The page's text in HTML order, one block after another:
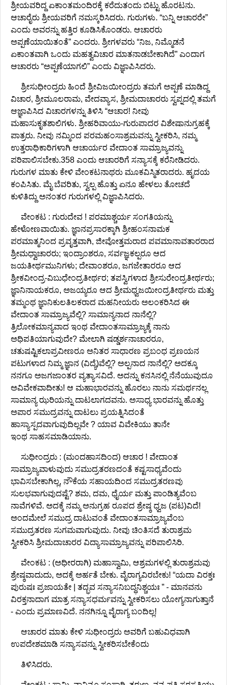
ಶ್ರೀಯವರಿದ್ದ ಏಕಾಂತಮಂದಿರಕ್ಕೆ ಕರೆದುತಂದು ಬಿಟ್ಟು ಹೊರಟನು.
ಆಚಾರೈರು ಶ್ರೀಯವರಿಗೆ ನಮಸ್ಕರಿಸಿದರು. ಗುರುಗಳು. “ಬನ್ನಿ ಆಚಾರರೇ”
ಎಂದು ಅವರನ್ನು ಹತ್ತಿರ ಕೂಡಿಸಿಕೊಂಡರು. ಆಚಾರರು
ಅಪ್ಪಣೆಯಾಯಿತಂತೆ” ಎಂದರು. ಶ್ರೀಗಳವರು “ನಿಜ, ನಿಮ್ಮೊಡನೆ
ಏಕಾಂತವಾಗಿ ಒಂದು ಮಹತ್ವವಿಚಾರ ಮಾತನಾಡಬೇಕಾಗಿದೆ” ಎಂದಾಗ
ಆಚಾರರು “ಅಪ್ಪಣೆಯಾಗಲಿ” ಎಂದು ವಿಜ್ಞಾಪಿಸಿದರು.
ಶ್ರೀಸುಧೀಂದ್ರರು ಹಿಂದೆ ಶ್ರೀವಿಜಯೀಂದ್ರರು ತಮಗೆ ಅಪ್ಪಣೆ ಮಾಡಿದ್ದ
ವಿಚಾರ, ಶ್ರೀಮೂಲರಾಮ, ವೇದವ್ಯಾಸ, ಶ್ರೀಮದಾಚಾರರು ಸ್ವಪ್ನದಲ್ಲಿ ತಮಗೆ
ಆಜ್ಞಾಪಿಸಿದ ವಿಚಾರಗಳನ್ನು ತಿಳಿಸಿ “ಆಚಾರ! ನೀವು
ಮಹಾಸುಕೃತಶಾಲಿಗಳು. ಶ್ರೀಹರಿವಾಯು-ಗುರುಪಾದರ ವಿಶೇಷಾನುಗ್ರಹಕ್ಕೆ
ಪಾತ್ರರು. ನೀವು ನಮ್ಮಿಂದ ಪರಮಹಂಸಾಶ್ರಮವನ್ನು ಸ್ವೀಕರಿಸಿ, ನಮ್ಮ
ಉತ್ತರಾಧಿಕಾರಿಗಳಾಗಿ ಆಚಾರ್ಯರ ವೇದಾಂತ ಸಾಮ್ರಾಜ್ಯವನ್ನು
ಪರಿಪಾಲಿಸಬೇಕು.358 ಎಂದು ಆಚಾರರಿಗೆ ಸನ್ಯಾಸಕ್ಕೆ ಕರೆನೀಡಿದರು.
ಗುರುಗಳ ಮಾತು ಕೇಳಿ ವೇಂಕಟನಾಥರು ಮೂಕವಿಸ್ಮಿತರಾದರು. ಹೃದಯ
ಕಂಪಿಸಿತು. ಮೈ ಬೆವರಿತು, ಸ್ವಲ್ಪ ಹೊತ್ತು ಏನೂ ಹೇಳಲು ತೋಚದೆ
ಕುಳಿತಿದ್ದು ಅನಂತರ ಗುರುಗಳಲ್ಲಿ ವಿಜ್ಞಾಪಿಸಿದರು.
ವೇಂಕಟ : ಗುರುದೇವ ! ಪರಮಾಶ್ಚರ್ಯ ಸಂಗತಿಯನ್ನು
ಹೇಳೋಣವಾಯಿತು. ಜ್ಞಾನಪ್ರಸಾರಕ್ಕಾಗಿ ಶ್ರೀಹಂಸನಾಮಕ
ಪರಮಾತ್ಮನಿಂದ ಪ್ರವೃತ್ತವಾಗಿ, ಜೀವೋತ್ತಮರಾದ ಪವಮಾನಾವತಾರರಾದ
ಶ್ರೀಮಧ್ವಾಚಾರರು; ಇಂದ್ರಾಂಶರೂ, ಸರ್ವಜ್ಞಕಲ್ಪರೂ ಆದ
ಜಯತೀರ್ಥಮುನಿಗಳು; ದೇವಾಂಶರೂ, ಜಗಜೇತಾರರೂ ಆದ
ಶ್ರೀಕವೀಂದ್ರ-ವಿಬುಧೇಂದ್ರತೀರ್ಥರ; ತಪಸ್ವಿಗಳಾದ ಶ್ರೀಸುರೇಂದ್ರತೀರ್ಥರು;
ಜ್ಞಾನಿನಾಯಕರೂ, ಅಜಯ್ಯರೂ ಆದ ಶ್ರೀಮಧ್ವಜಯೀಂದ್ರತೀರ್ಥರು ಮತ್ತು
ತಮ್ಮಂಥ ಜ್ಞಾನಿಕುಲತಿಲಕರಾದ ಮಹನೀಯರು ಅಲಂಕರಿಸಿದ ಈ
ವೇದಾಂತ ಸಾಮ್ರಾಜ್ಯವೆಲ್ಲಿ? ಸಾಮಾನ್ಯನಾದ ನಾನೆಲ್ಲಿ?
ತ್ರಿಲೋಕಮಾನ್ಯವಾದ ಇಂಥ ವೇದಾಂತಸಾಮ್ರಾಜ್ಯಕ್ಕೆ ನಾನು
ಅಧಿಪತಿಯಾಗುವುದೇ? ಮೇಲಾಗಿ ಷಡ್ಡರ್ಶನಾಚಾರರೂ,
ಚತುಷಷ್ಟಿಕಲಾಪ್ರವೀಣರೂ ಅನಿತರ ಸಾಧಾರಣ ಪ್ರಬಂಧ ಪ್ರಣಯನ
ಪಟುಗಳಾದ ನಿಮ್ಮ ಜ್ಞಾನ (ವಿದ್ಯೆ)ವೆಲ್ಲಿ? ಅಲ್ಪನಾದ ನಾನೆಲ್ಲಿ? ಅದಕ್ಕೂ
ನನಗೂ ಅಜಗಜಾಂತರ ವ್ಯತ್ಯಾಸವಿದೆ. ಅದನ್ನು ಕನಸಿನಲ್ಲಿ ನೆನೆಯುವುದೂ
ಅವಿವೇಕವಾದೀತು! ಆ ಮಹಾಭಾರವನ್ನು ಹೊರಲು ನಾನು ಸಮರ್ಥನಲ್ಲ
ಸಾಮಾನ್ಯ ಝರಿಯನ್ನು ದಾಟಲಾಗದವನು. ಅಸಾಧ್ಯ ಭಾರವನ್ನು ಹೊತ್ತು
ಅಪಾರ ಸಮುದ್ರವನ್ನು ದಾಟಲು ಪ್ರಯತ್ನಿಸಿದಂತೆ
ಹಾಸ್ಯಾಸ್ಪದವಾಗುವುದಿಲ್ಲವೇ ? ಯಾವ ವಿವೇಕಿಯು ತಾನೇ
ಇಂಥ ಸಾಹಸಮಾಡಿಯಾನು.
ಸುಧೀಂದ್ರರು : (ಮಂದಹಾಸದಿಂದ) ಆಚಾರ ! ವೇದಾಂತ
ಸಾಮ್ರಾಜ್ಯವಾಳುವುದು ಸಮುದ್ರತರಣದಂತೆ ಕಷ್ಟಸಾಧ್ಯವೆಂದು
ಭಾವಿಸಬೇಕಾಗಿಲ್ಲ, ನೌಕೆಯ ಸಹಾಯದಿಂದ ಸಮುದ್ರತರಣವು
ಸುಲಭವಾಗುವುದಷ್ಟೆ? ಶಮ, ದಮ, ಧೈರ್ಯ ಮತ್ತು ಪಾಂಡಿತ್ಯವೆಂಬ
ನಾವೆಗಳಿವೆ. ಅದಕ್ಕೆ ನಮ್ಮ ಅನುಗ್ರಹ ರೂಪದ ಶ್ರೇಷ್ಠ ಧ್ವಜ (ಪಟ)ವಿದೆ!
ಅಂದಮೇಲೆ ಸಮುದ್ರ ದಾಟುವಂತೆ ವೇದಾಂತಸಾಮ್ರಾಜ್ಯವೆಂಬ
ಸಮುದ್ರತರಣ ಸುಗಮವಾಗುವುದು. ನೀವು ಚಿಂತಿಸದೆ ತುರಾಶ್ರಮ
ಸ್ವೀಕರಿಸಿ ಶ್ರೀಮದಾಚಾರರ ವಿದ್ಯಾಸಾಮ್ರಾಜ್ಯವನ್ನು ಪರಿಪಾಲಿಸಿರಿ.
ವೇಂಕಟ : (ಅಧೀರರಾಗಿ) ಮಹಾಸ್ವಾಮಿ, ಆಶ್ರಮಗಳಲ್ಲಿ ತುರಾಶ್ರಮವು
ಶ್ರೇಷ್ಠವಾದುದು, ಅದಕ್ಕೆ ಅರ್ಹತೆ ಬೇಕು. ವೈರಾಗ್ಯವಿರಬೇಕು! “ಯದಾ ವಿರಕ್ತಃ
ಪುರುಷಃ ಪ್ರಜಾಯತೇ | ತದ್ಭವ ಸನ್ಯಾಸನಿಬದ್ಧನಿಶ್ಚಯಃ ” - ಮಾನವನು
ವಿರಕ್ತನಾದಾಗ ಮಾತ್ರ ಸನ್ಯಾಸಧರ್ಮವನ್ನು ಸ್ವೀಕರಿಸಲು ಯೋಗ್ಯನಾಗುತ್ತಾನೆ
- ಎಂದು ಪ್ರಮಾಣವಿದೆ. ನನಗಿನ್ನೂ ವೈರಾಗ್ಯ ಬಂದಿಲ್ಲ!
ಆಚಾರರ ಮಾತು ಕೇಳಿ ಸುಧೀಂದ್ರರು ಅವರಿಗೆ ಬಹುವಿಧವಾಗಿ
ಉಪದೇಶಮಾಡಿ ಸನ್ಯಾಸವನ್ನು ಸ್ವೀಕರಿಸಬೇಕೆಂದು
ತಿಳಿಸಿದರು.